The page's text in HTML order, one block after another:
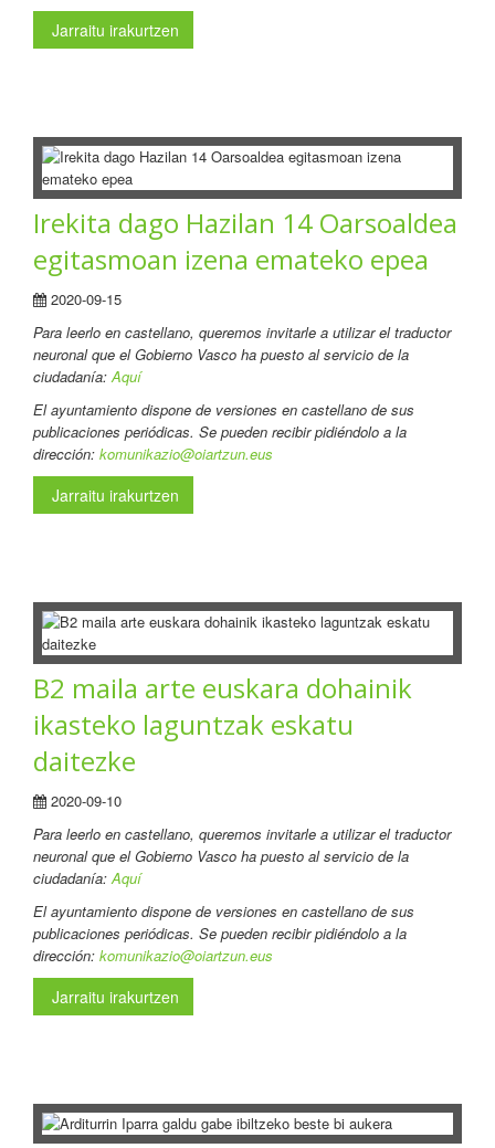
Jarraitu irakurtzen
Irekita dago Hazilan 14 Oarsoaldea
egitasmoan izena emateko epea
2020-09-15
Para leerlo en castellano, queremos invitarle a utilizar el traductor
neuronal que el Gobierno Vasco ha puesto al servicio de la
ciudadanía:Aquí
El ayuntamiento dispone de versiones en castellano de sus
publicaciones periódicas. Se pueden recibir pidiéndolo a la
dirección: komunikazio@oiartzun.eus
Jarraitu irakurtzen
B2 maila arte euskara dohainik
ikasteko laguntzak eskatu
daitezke
2020-09-10
Para leerlo en castellano, queremos invitarle a utilizar el traductor
neuronal que el Gobierno Vasco ha puesto al servicio de la
ciudadanía:Aquí
El ayuntamiento dispone de versiones en castellano de sus
publicaciones periódicas. Se pueden recibir pidiéndolo a la
dirección: komunikazio@oiartzun.eus
Jarraitu irakurtzen